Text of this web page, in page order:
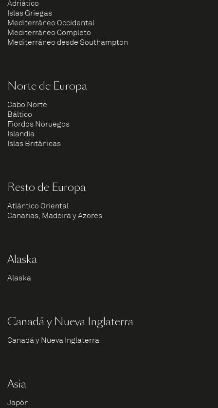
Adriático
Islas Griegas
Mediterráneo Occidental
Mediterráneo Completo
Mediterráneo desde Southampton
Norte de Europa
Cabo Norte
Báltico
Fiordos Noruegos
Islandia
Islas Británicas
Resto de Europa
Atlántico Oriental
Canarias, Madeira y Azores
Alaska
Alaska
Canadá y Nueva Inglaterra
Canadá y Nueva Inglaterra
Asia
Japón